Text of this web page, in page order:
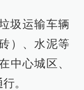
圾运输车辆
）、水泥等
中心城区、
。